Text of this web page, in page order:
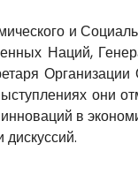
и
Наций,
они
в